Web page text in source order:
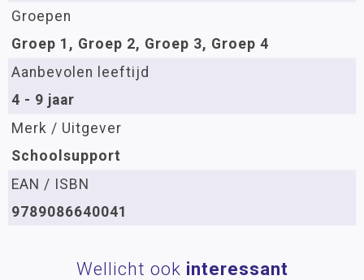
Groepen
Groep 1, Groep 2, Groep 3, Groep 4
Aanbevolen leeftijd
4 - 9 jaar
Merk / Uitgever
Schoolsupport
EAN / ISBN
9789086640041
Wellicht ook interessant